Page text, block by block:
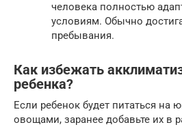
человека полностью
условиям. Обычно
пребывания.
Как избежать
ребенка?
Если ребенок будет питаться на
овощами, заранее добавьте их в